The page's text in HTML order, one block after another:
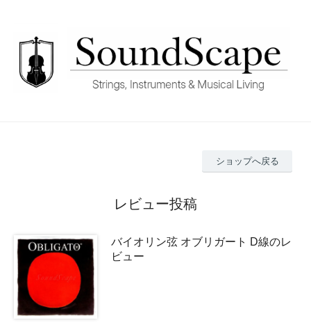
ショップへ戻る
レビュー投稿
バイオリン弦 オブリガート D線のレ
ビュー